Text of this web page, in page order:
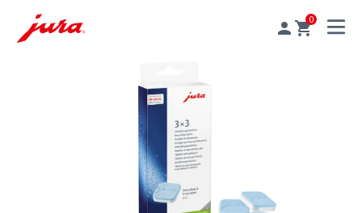
0
MENU